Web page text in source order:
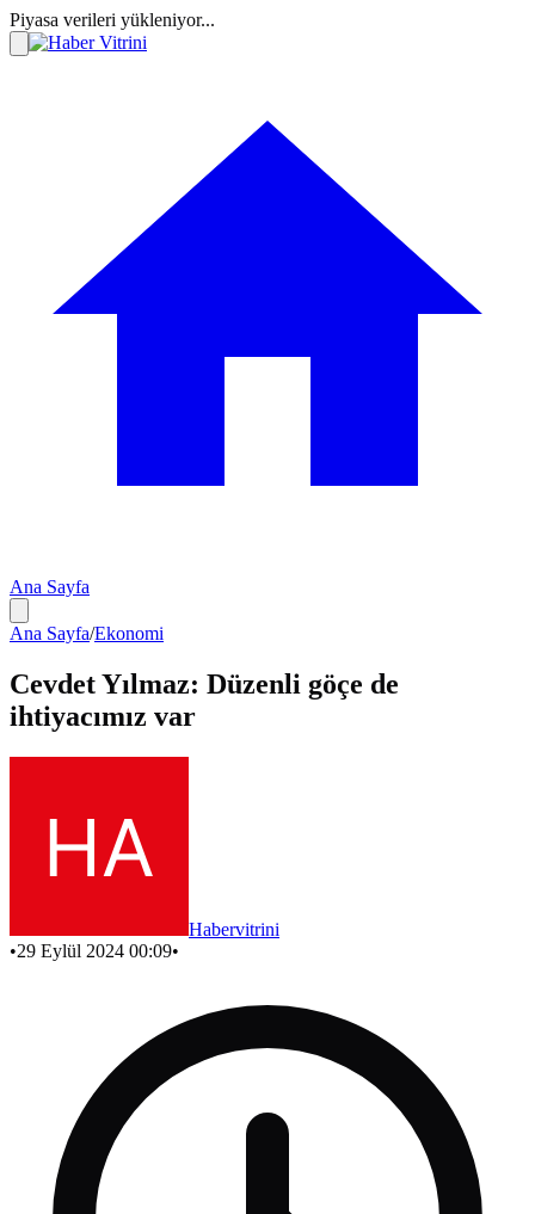
Piyasa verileri yükleniyor...
Ana Sayfa
Ana Sayfa/Ekonomi
Cevdet Yılmaz: Düzenli göçe de
ihtiyacımız var
Habervitrini
•29 Eylül 2024 00:09•